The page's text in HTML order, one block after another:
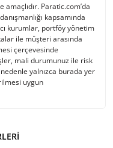
Paratic.com’da
kapsamında
kurumlar, portföy yönetim
ile müşteri arasında
çerçevesinde
mali durumunuz ile risk
yalnızca burada yer
uygun